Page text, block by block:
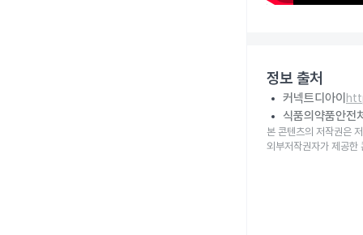
정보 출처
커넥트디아이
식품의약품안전
본 콘텐츠의 저작권은
외부저작권자가 제공한